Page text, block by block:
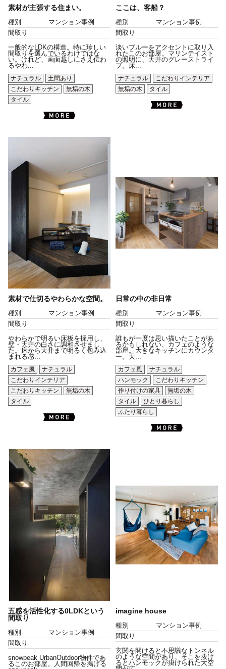
素材が主張する住まい。
種別
マンション事例
間取り
一般的なLDKの構造。特に珍しい
間取りを選んでいるわけではな
い。けれど、画面越しにさえ伝わ
るやわ...
ナチュラル
土間あり
こだわりキッチン
無垢の木
タイル
ここは、客船？
種別
マンション事例
間取り
淡いブルーをアクセントに取り入
れたこのお部屋。マリンテイスト
の照明に、天井のグレーストライ
プ。床...
ナチュラル
こだわりインテリア
無垢の木
タイル
素材で仕切るやわらかな空間。
種別
マンション事例
間取り
やわらかで明るい床板を採用し、
壁・天井の白さに調和させまし
た。床から天井まで明るく包み込
まれる感...
カフェ風
ナチュラル
こだわりインテリア
こだわりキッチン
無垢の木
タイル
日常の中の非日常
種別
マンション事例
間取り
誰もが一度は思い描いたことがあ
るかもしれない、カフェのような
部屋。大きなキッチンにカウンタ
ー。天...
カフェ風
ナチュラル
ハンモック
こだわりキッチン
作り付けの家具
無垢の木
タイル
ひとり暮らし
ふたり暮らし
五感を活性化する0LDKという
間取り
種別
マンション事例
間取り
snowpeak UrbanOutdoor物件であ
るこのお部屋。人間回帰を掲げる
imagine house
種別
マンション事例
間取り
玄関を開けると不思議なトンネル
のような空間があり、そこを抜け
るとハンモックが掛けられた大空